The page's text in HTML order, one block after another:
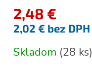
2,48 €
2,02 € bez DPH
cena:
Skladom (28 ks)